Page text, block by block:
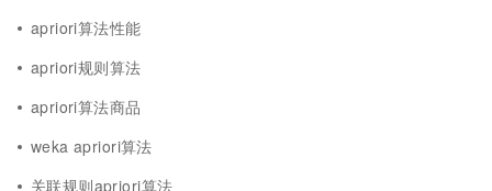
apriori算法性能
apriori规则算法
apriori算法商品
weka apriori算法
关联规则apriori算法